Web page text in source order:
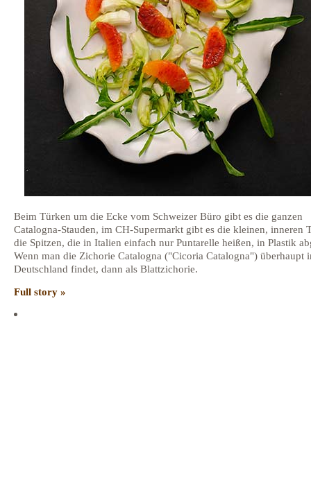
Beim Türken um die Ecke vom Schweizer Büro gibt es die ganzen
Catalogna-Stauden, im CH-Supermarkt gibt es die kleinen, inneren
die Spitzen, die in Italien einfach nur Puntarelle heißen, in Plastik
Wenn man die Zichorie Catalogna ("Cicoria Catalogna") überhaupt
Deutschland findet, dann als Blattzichorie.
Full story »